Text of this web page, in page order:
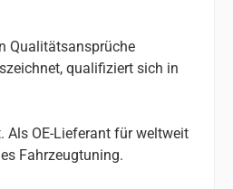
Qualitätsansprüche
qualifiziert sich in
Als OE-Lieferant für weltweit
Fahrzeugtuning.